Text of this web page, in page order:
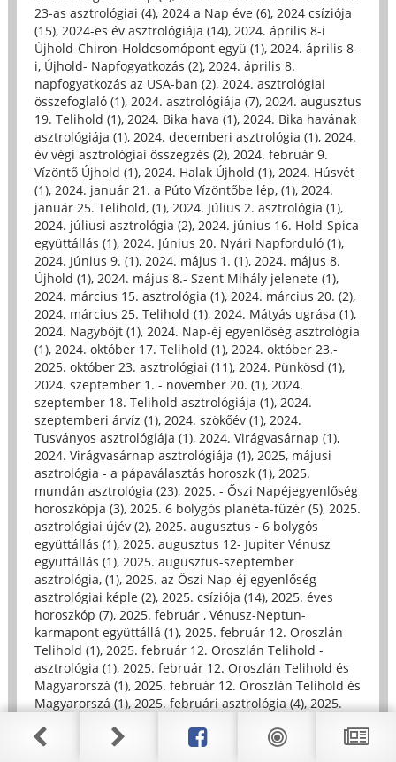
23-as asztrológiai (4), 2024 a Nap éve (6), 2024 csíziója
(15), 2024-es év asztrológiája (14), 2024. április 8-i
Újhold-Chiron-Holdcsomópont együ (1), 2024. április 8-
i, Újhold- Napfogyatkozás (2), 2024. április 8.
napfogyatkozás az USA-ban (2), 2024. asztrológiai
összefoglaló (1), 2024. asztrológiája (7), 2024. augusztus
19. Telihold (1), 2024. Bika hava (1), 2024. Bika havának
asztrológiája (1), 2024. decemberi asztrológia (1), 2024.
év végi asztrológiai összegzés (2), 2024. február 9.
Vízöntő Újhold (1), 2024. Halak Újhold (1), 2024. Húsvét
(1), 2024. január 21. a Púto Vízöntőbe lép, (1), 2024.
január 25. Telihold, (1), 2024. Július 2. asztrológia (1),
2024. júliusi asztrológia (2), 2024. június 16. Hold-Spica
együttállás (1), 2024. Június 20. Nyári Napforduló (1),
2024. Június 9. (1), 2024. május 1. (1), 2024. május 8.
Újhold (1), 2024. május 8.- Szent Mihály jelenete (1),
2024. március 15. asztrológia (1), 2024. március 20. (2),
2024. március 25. Telihold (1), 2024. Mátyás ugrása (1),
2024. Nagyböjt (1), 2024. Nap-éj egyenlőség asztrológia
(1), 2024. október 17. Telihold (1), 2024. október 23.-
2025. október 23. asztrológiai (11), 2024. Pünkösd (1),
2024. szeptember 1. - november 20. (1), 2024.
szeptember 18. Telihold asztrológiája (1), 2024.
szeptemberi árvíz (1), 2024. szökőév (1), 2024.
Tusványos asztrológiája (1), 2024. Virágvasárnap (1),
2024. Virágvasárnap asztrológiája (1), 2025, májusi
asztrológia - a pápaválasztás horoszk (1), 2025.
mundán asztrológia (23), 2025. - Őszi Napéjegyenlőség
horoszkópja (3), 2025. 6 bolygós planéta-füzér (5), 2025.
asztrológiai újév (2), 2025. augusztus - 6 bolygós
együttállás (1), 2025. augusztus 12- Jupiter Vénusz
együttállás (1), 2025. augusztus-szeptember
asztrológia, (1), 2025. az Őszi Nap-éj egyenlőség
asztrológiai képle (2), 2025. csíziója (14), 2025. éves
horoszkóp (7), 2025. február , Vénusz-Neptun-
karmapont együttállá (1), 2025. február 12. Oroszlán
Telihold (1), 2025. február 12. Oroszlán Telihold -
asztrológia (1), 2025. február 12. Oroszlán Telihold és
Magyarorszá (1), 2025. február 12. Oroszlán Telihold és
Magyarorszá (1), 2025. februári asztrológia (4), 2025.
Húsvét asztrológiája (1)
2025. január 1. horoszkóp (1)
,